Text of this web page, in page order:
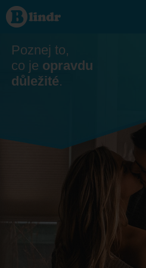
Seznamka
- On
hledá ji
Poznej to,
co je opravdu
důležité.